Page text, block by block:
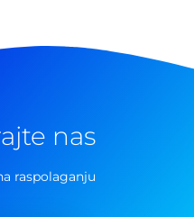
nas
raspolaganju